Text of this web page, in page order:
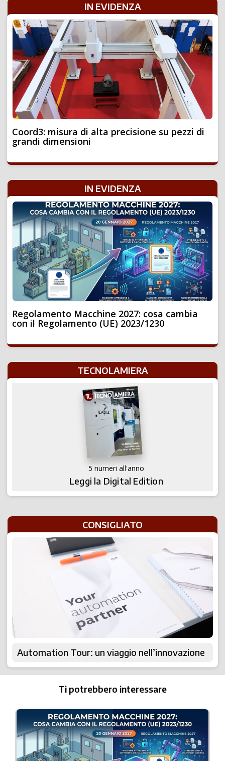
IN EVIDENZA
Coord3: misura di alta precisione su pezzi di
grandi dimensioni
IN EVIDENZA
Regolamento Macchine 2027: cosa cambia
con il Regolamento (UE) 2023/1230
TECNOLAMIERA
5 numeri all'anno
Leggi la Digital Edition
CONSIGLIATO
Automation Tour: un viaggio nell’innovazione
Ti potrebbero interessare